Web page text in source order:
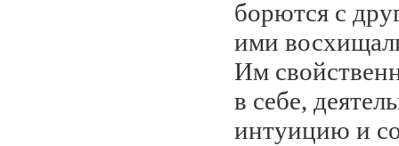
борются с
ими
Им
в себе,
интуицию и